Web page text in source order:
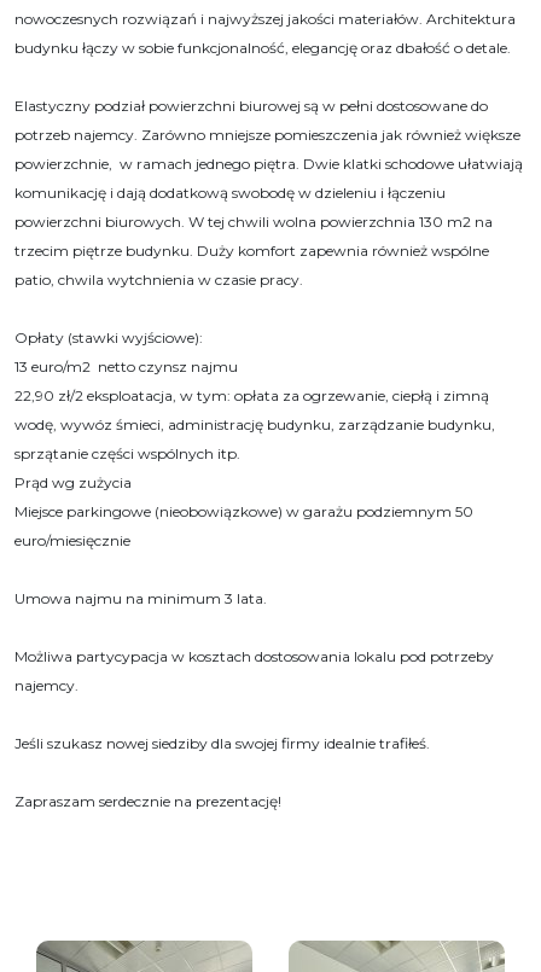
nowoczesnych rozwiązań i najwyższej jakości materiałów. Architektura
budynku łączy w sobie funkcjonalność, elegancję oraz dbałość o detale.
Elastyczny podział powierzchni biurowej są w pełni dostosowane do
potrzeb najemcy. Zarówno mniejsze pomieszczenia jak również większe
powierzchnie, w ramach jednego piętra. Dwie klatki schodowe ułatwiają
komunikację i dają dodatkową swobodę w dzieleniu i łączeniu
powierzchni biurowych. W tej chwili wolna powierzchnia 130 m2 na
trzecim piętrze budynku. Duży komfort zapewnia również wspólne
patio, chwila wytchnienia w czasie pracy.
Opłaty (stawki wyjściowe):
13 euro/m2 netto czynsz najmu
22,90 zł/2 eksploatacja, w tym: opłata za ogrzewanie, ciepłą i zimną
wodę, wywóz śmieci, administrację budynku, zarządzanie budynku,
sprzątanie części wspólnych itp.
Prąd wg zużycia
Miejsce parkingowe (nieobowiązkowe) w garażu podziemnym 50
euro/miesięcznie
Umowa najmu na minimum 3 lata.
Możliwa partycypacja w kosztach dostosowania lokalu pod potrzeby
najemcy.
Jeśli szukasz nowej siedziby dla swojej firmy idealnie trafiłeś.
Zapraszam serdecznie na prezentację!